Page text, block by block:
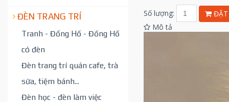
ĐÈN TRANG TRÍ
Tranh - Đồng Hồ - Đồng Hồ
có đèn
Đèn trang trí quán cafe, trà
sữa, tiệm bánh...
Đèn học - đèn làm việc
Số lượng:
ĐẶT
Mô tả